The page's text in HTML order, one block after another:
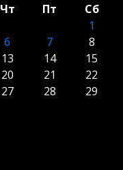
Чт Пт
Сб
1
6 7
8
13 14
15
20 21
22
27 28
29